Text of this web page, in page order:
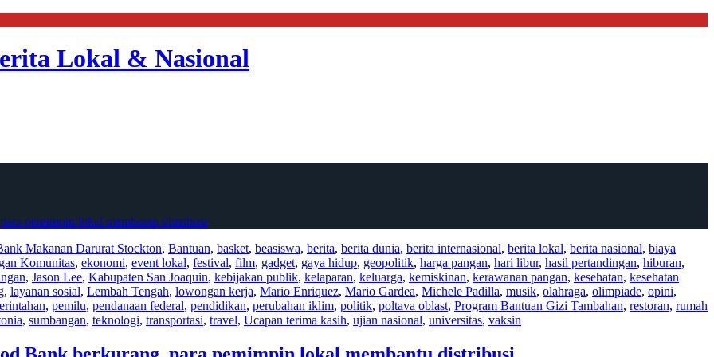
Lokal & Nasional
pemimpin lokal membantu distribusi
Makanan Darurat Stockton, Bantuan, basket, beasiswa, berita, berita dunia, berita internasional, berita lokal, berita nasional, biaya
Komunitas, ekonomi, event lokal, festival, film, gadget, gaya hidup, geopolitik, harga pangan, hari libur, hasil pertandingan, hiburan,
, Jason Lee, Kabupaten San Joaquin, kebijakan publik, kelaparan, keluarga, kemiskinan, kerawanan pangan, kesehatan, kesehatan
, layanan sosial, Lembah Tengah, lowongan kerja, Mario Enriquez, Mario Gardea, Michele Padilla, musik, olahraga, olimpiade, opini,
, pemilu, pendanaan federal, pendidikan, perubahan iklim, politik, poltava oblast, Program Bantuan Gizi Tambahan, restoran, rumah
, sumbangan, teknologi, transportasi, travel, Ucapan terima kasih, ujian nasional, universitas, vaksin